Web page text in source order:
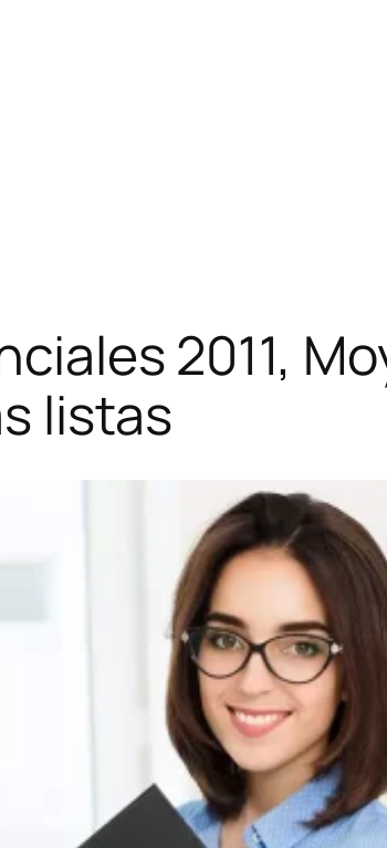
2011,
listas